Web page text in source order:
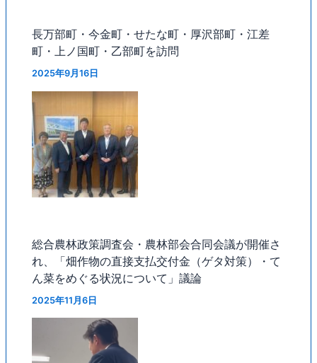
長万部町・今金町・せたな町・厚沢部町・江差
町・上ノ国町・乙部町を訪問
2025年9月16日
総合農林政策調査会・農林部会合同会議が開催さ
れ、「畑作物の直接支払交付金（ゲタ対策）・て
ん菜をめぐる状況について」議論
2025年11月6日